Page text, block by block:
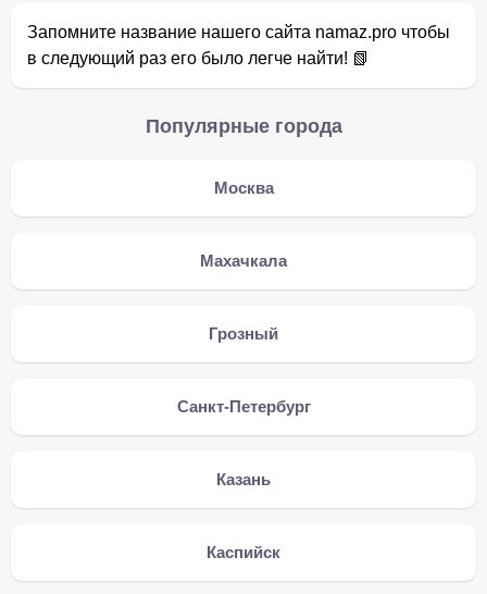
Запомните название нашего сайта namaz.pro чтобы
в следующий раз его было легче найти! 📗
Популярные города
Москва
Махачкала
Грозный
Санкт-Петербург
Казань
Каспийск